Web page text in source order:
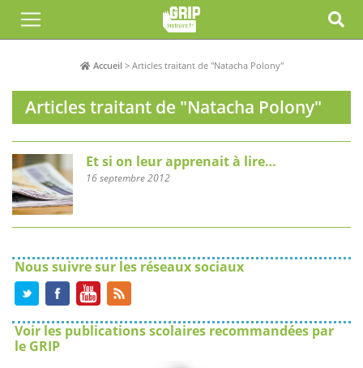
Accueil > Articles traitant de "Natacha Polony"
Articles traitant de "Natacha Polony"
Et si on leur apprenait à lire…
16 septembre 2012
Nous suivre sur les réseaux sociaux
Voir les publications scolaires recommandées par
le GRIP